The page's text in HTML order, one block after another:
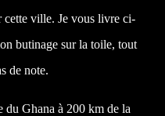
cette ville. Je vous livre ci-
butinage sur la toile, tout
de note.
du Ghana à 200 km de la